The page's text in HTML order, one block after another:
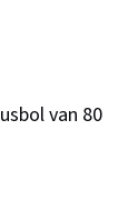
van 80